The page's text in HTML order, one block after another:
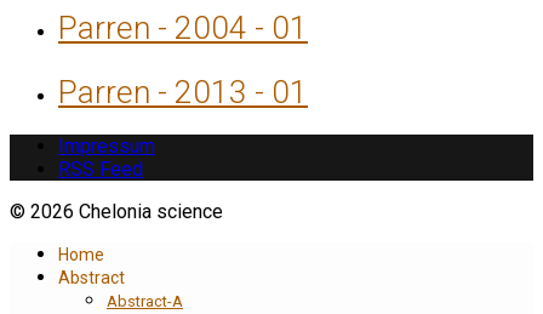
Parren - 2004 - 01
Parren - 2013 - 01
Impressum
RSS Feed
© 2026 Chelonia science
Home
Abstract
Abstract-A